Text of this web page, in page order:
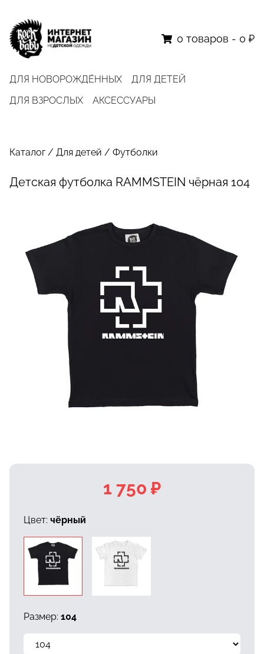
ДЛЯ НОВОРОЖДЁННЫХ
ДЛЯ ДЕТЕЙ
ДЛЯ ВЗРОСЛЫХ
АКСЕССУАРЫ
0 товаров - 0 ₽
Каталог/ Для детей / Футболки
Детская футболка RAMMSTEIN чёрная 104
1 750 ₽
Цвет: чёрный
Размер: 104